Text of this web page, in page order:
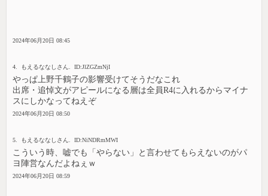
2024年06月20日 08:45
4. もえるななしさん. ID:JlZGZmNjI
やっぱ上野千鶴子の影響受けてそうだなこれ
出席・追悼文がアピールになる層は全員R4に入れるからマイナ
スにしかなってねえぞ
2024年06月20日 08:50
5. もえるななしさん. ID:NiNDRmMWI
こういう時、嘘でも「やらない」と言わせてもらえないのがパ
ヨ陣営なんだよねぇｗ
2024年06月20日 08:59